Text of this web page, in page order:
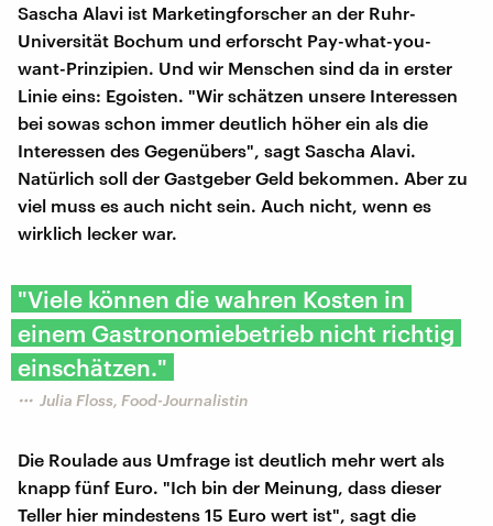
Sascha Alavi ist Marketingforscher an der Ruhr-
Universität Bochum und erforscht Pay-what-you-
want-Prinzipien. Und wir Menschen sind da in erster
Linie eins: Egoisten. "Wir schätzen unsere Interessen
bei sowas schon immer deutlich höher ein als die
Interessen des Gegenübers", sagt Sascha Alavi.
Natürlich soll der Gastgeber Geld bekommen. Aber zu
viel muss es auch nicht sein. Auch nicht, wenn es
wirklich lecker war.
"Viele können die wahren Kosten in
einem Gastronomiebetrieb nicht richtig
einschätzen."
Julia Floss, Food-Journalistin
Die Roulade aus Umfrage ist deutlich mehr wert als
knapp fünf Euro. "Ich bin der Meinung, dass dieser
Teller hier mindestens 15 Euro wert ist", sagt die